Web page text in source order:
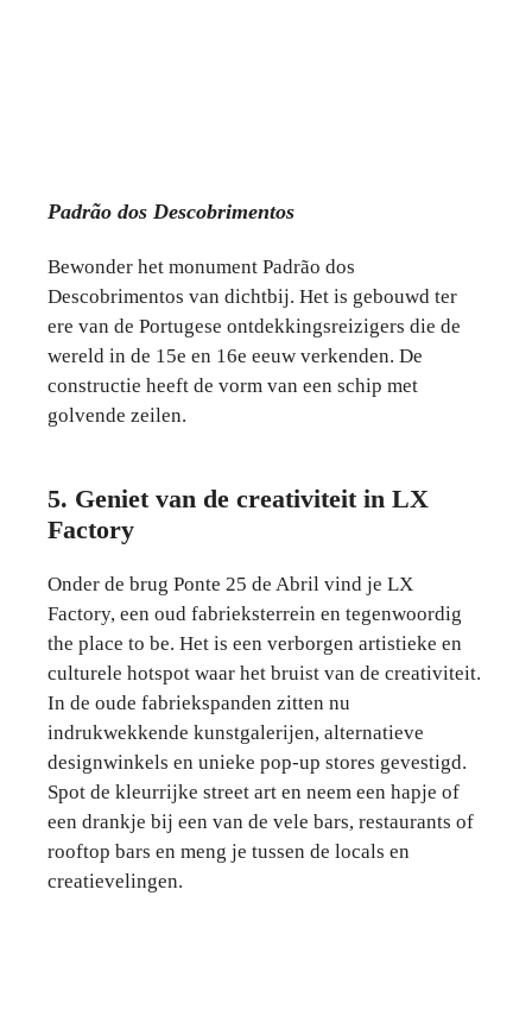
Padrão dos Descobrimentos
Bewonder het monument Padrão dos
Descobrimentos van dichtbij. Het is gebouwd ter
ere van de Portugese ontdekkingsreizigers die de
wereld in de 15e en 16e eeuw verkenden. De
constructie heeft de vorm van een schip met
golvende zeilen.
5. Geniet van de creativiteit in LX
Factory
Onder de brug Ponte 25 de Abril vind je LX
Factory, een oud fabrieksterrein en tegenwoordig
the place to be. Het is een verborgen artistieke en
culturele hotspot waar het bruist van de creativiteit.
In de oude fabriekspanden zitten nu
indrukwekkende kunstgalerijen, alternatieve
designwinkels en unieke pop-up stores gevestigd.
Spot de kleurrijke street art en neem een hapje of
een drankje bij een van de vele bars, restaurants of
rooftop bars en meng je tussen de locals en
creatievelingen.